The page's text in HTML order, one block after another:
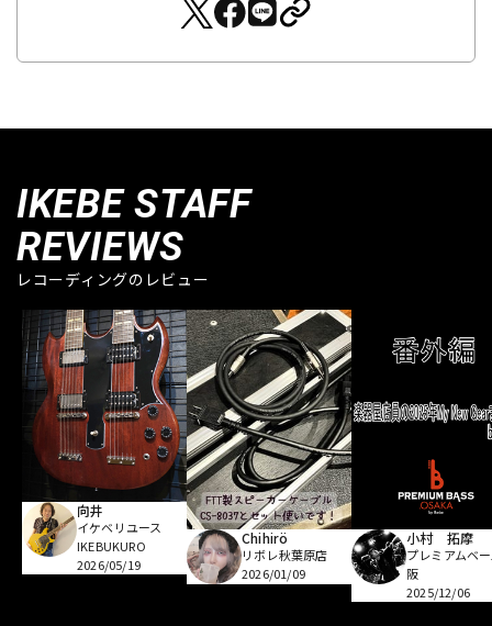
IKEBE STAFF
REVIEWS
レコーディングのレビュー
向井
イケベリユース
IKEBUKURO
2026/05/19
Chihirö
リボレ秋葉原店
2026/01/09
小村 拓摩
プレミアムベ
阪
2025/12/06